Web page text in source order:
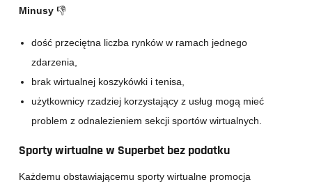
Minusy 👎
dość przeciętna liczba rynków w ramach jednego
zdarzenia,
brak wirtualnej koszykówki i tenisa,
użytkownicy rzadziej korzystający z usług mogą mieć
problem z odnalezieniem sekcji sportów wirtualnych.
Sporty wirtualne w Superbet bez podatku
Każdemu obstawiającemu sporty wirtualne promocja